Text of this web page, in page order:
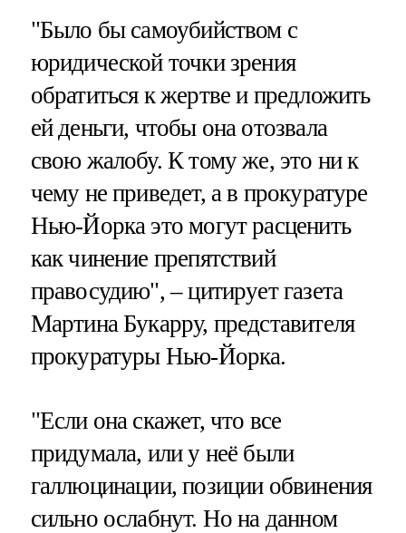
"Было бы самоубийством с
юридической точки зрения
обратиться к жертве и предложить
ей деньги, чтобы она отозвала
свою жалобу. К тому же, это ни к
чему не приведет, а в прокуратуре
Нью-Йорка это могут расценить
как чинение препятствий
правосудию", – цитирует газета
Мартина Букарру, представителя
прокуратуры Нью-Йорка.
"Если она скажет, что все
придумала, или у неё были
галлюцинации, позиции обвинения
сильно ослабнут. Но на данном